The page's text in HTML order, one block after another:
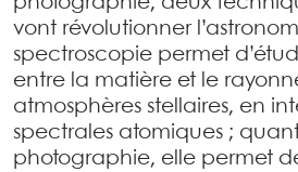
vont révolutionner
spectroscopie permet
entre la matière et le
atmosphères stellaires, en
spectrales atomiques ;
photographie, elle permet